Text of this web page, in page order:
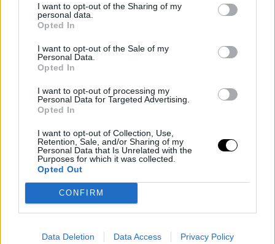
I want to opt-out of the Sharing of my
personal data.
Opted In
I want to opt-out of the Sale of my
Personal Data.
Opted In
I want to opt-out of processing my
Personal Data for Targeted Advertising.
Opted In
I want to opt-out of Collection, Use,
Retention, Sale, and/or Sharing of my
Personal Data that Is Unrelated with the
Purposes for which it was collected.
Opted Out
CONFIRM
Data Deletion Data Access Privacy Policy
— Ros Gold-Onwude (@ROSGO21) June 5, 2023